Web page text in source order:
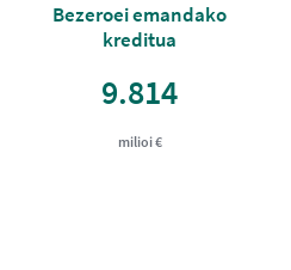
Bezeroei emandako
kreditua
9.814
milioi €